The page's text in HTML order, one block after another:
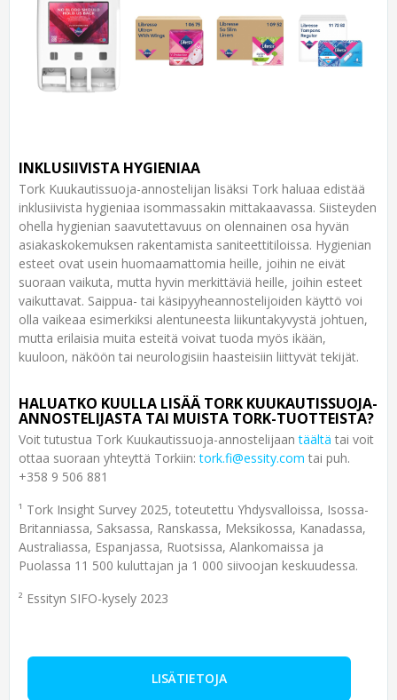
INKLUSIIVISTA HYGIENIAA
Tork Kuukautissuoja-annostelijan lisäksi Tork haluaa edistää
inklusiivista hygieniaa isommassakin mittakaavassa. Siisteyden
ohella hygienian saavutettavuus on olennainen osa hyvän
asiakaskokemuksen rakentamista saniteettitiloissa. Hygienian
esteet ovat usein huomaamattomia heille, joihin ne eivät
suoraan vaikuta, mutta hyvin merkittäviä heille, joihin esteet
vaikuttavat. Saippua- tai käsipyyheannostelijoiden käyttö voi
olla vaikeaa esimerkiksi alentuneesta liikuntakyvystä johtuen,
mutta erilaisia muita esteitä voivat tuoda myös ikään,
kuuloon, näköön tai neurologisiin haasteisiin liittyvät tekijät.
HALUATKO KUULLA LISÄÄ TORK KUUKAUTISSUOJA-
ANNOSTELIJASTA TAI MUISTA TORK-TUOTTEISTA?
Voit tutustua Tork Kuukautissuoja-annostelijaantäältä tai voit
ottaa suoraan yhteyttä Torkiin:tork.fi@essity.com tai puh.
+358 9 506 881
¹ Tork Insight Survey 2025, toteutettu Yhdysvalloissa, Isossa-
Britanniassa, Saksassa, Ranskassa, Meksikossa, Kanadassa,
Australiassa, Espanjassa, Ruotsissa, Alankomaissa ja
Puolassa 11 500 kuluttajan ja 1 000 siivoojan keskuudessa.
² Essityn SIFO-kysely 2023
LISÄTIETOJA